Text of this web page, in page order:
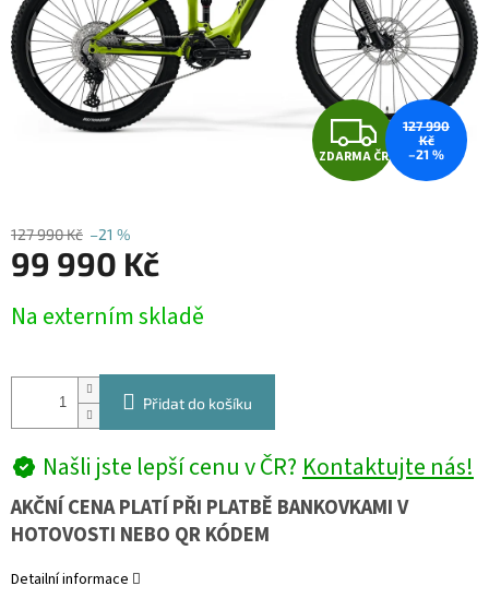
Z
D
ZDARMA ČR
127 990
Kč
–21 %
127 990 Kč –21 %
99 990 Kč
cena:
Na externím skladě
Přidat do košíku
Našli jste lepší cenu v ČR?Kontaktujte nás!
AKČNÍ CENA PLATÍ PŘI PLATBĚ BANKOVKAMI V
HOTOVOSTI NEBO QR KÓDEM
Detailní informace